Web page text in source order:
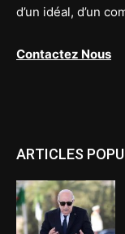
d’un idéal, d’un
Contactez Nous
ARTICLES